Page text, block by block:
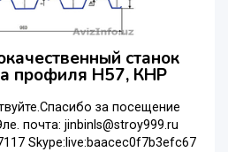
станок
профиля Н57, КНР
за посещение
почта: jinbinls@stroy999.ru
Skype:live:baacec0f7b3efc67